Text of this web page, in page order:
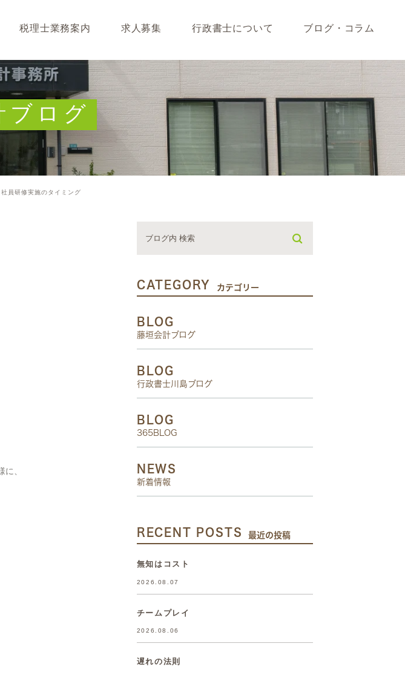
紹介
税理士業務案内
なぜ税理士が必要なのか
キャッシュフロー経営について
開業･経営支援について
相続について･事業承継について
求人募集 行政書士について ブログ・コラム
藤垣会計ブログ
行政書士川島ブログ
365BLOG
コラム
ブログ
社員研修実施のタイミング
、
CATEGORY カテゴリー
BLOG
藤垣会計ブログ
BLOG
行政書士川島ブログ
BLOG
365BLOG
NEWS
新着情報
RECENT POSTS 最近の投稿
無知はコスト
2026.08.07
チームプレイ
2026.08.06
遅れの法則